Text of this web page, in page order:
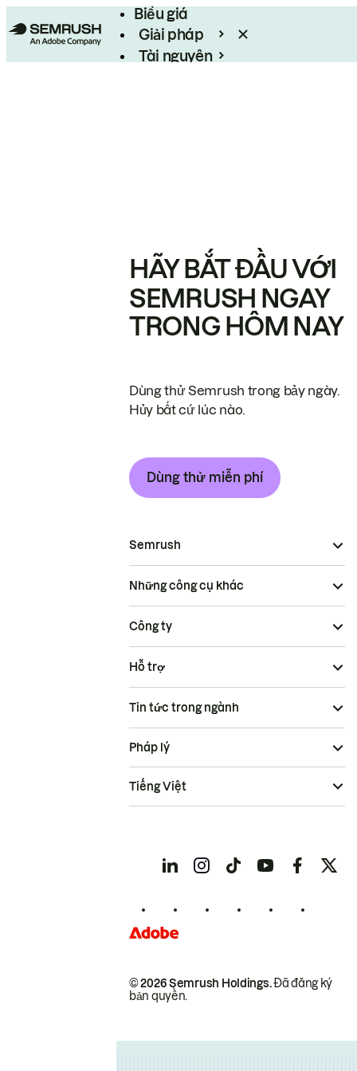
Biểu giá
Giải pháp
Tài nguyên
HÃY BẮT ĐẦU VỚI
SEMRUSH NGAY
TRONG HÔM NAY
Dùng thử Semrush trong bảy ngày.
Hủy bất cứ lúc nào.
Dùng thử miễn phí
Semrush
Những công cụ khác
Công ty
Hỗ trợ
Tin tức trong ngành
© 2026 Semrush Holdings.Đã đăng ký
bản quyền.
Pháp lý
Tiếng Việt